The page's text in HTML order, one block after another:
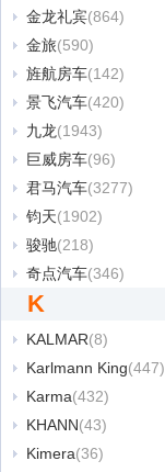
金龙礼宾(864)
金旅(590)
旌航房车(142)
景飞汽车(420)
九龙(1943)
巨威房车(96)
君马汽车(3277)
钧天(1902)
骏驰(218)
奇点汽车(346)
K
KALMAR(8)
Karlmann King(447)
Karma(432)
KHANN(43)
Kimera(36)